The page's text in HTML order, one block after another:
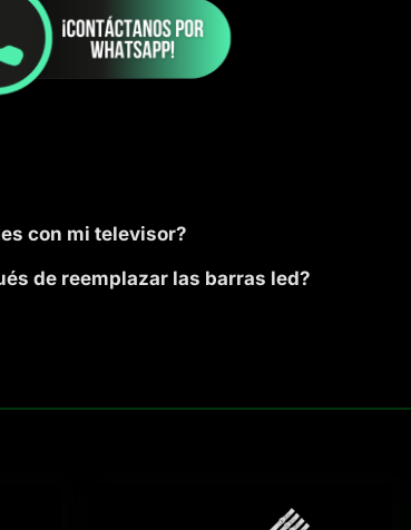
con mi televisor?
de reemplazar las barras led?